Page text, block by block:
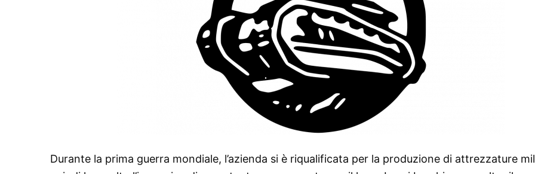
Durante la prima guerra mondiale, l’azienda si è riqualificata per la produzione di attrezzature